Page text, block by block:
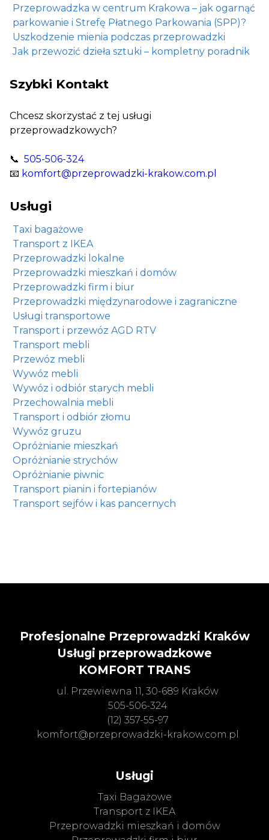
Przeprowadzka w centrum Krakowa – jak ogarnąć
parkowanie i Strefę Płatnego Parkowania (SPP)?
Uszkodzenie mienia podczas przeprowadzki
Jak przewozić dzieła sztuki – kompletny poradnik
Szybki Kontakt
Chcesz skorzystać z tej usługi
przeprowadzkowych?
📞 505-506-324
📧 komfort@przeprowadzki-krakow.com.pl
Usługi
Taxi bagażowe
Transport z IKEA
Przeprowadzki lokalne
Przeprowadzki mieszkań i domów
Przeprowadzki firm i biur
Przeprowadzki międzynarodowe i zagraniczne
Usługi transportowe
Transport i przewóz AGD RTV
Transport mebli
Przewóz mebli
Wywóz mebli
Wywóz i odbiór starych mebli
Przechowalnia mebli
Transport i odbiór złomu
Wywóz gruzu
Opróżnianie mieszkań
Opróżnianie strychów
Opróżnianie piwnic
Transport pianin i fortepianów
Transport sejfów i kas pancernych
Profesjonalne Przeprowadzki Kraków
Usługi przeprowadzkowe
KOMFORT TRANS
ul. Przewiewna 11, 30-689 Kraków
505-506-324
(12) 357-55-97
komfort@przeprowadzki-krakow.com.pl
Usługi
Taxi Bagażowe
Transport z IKEA
Przeprowadzki mieszkań i domów